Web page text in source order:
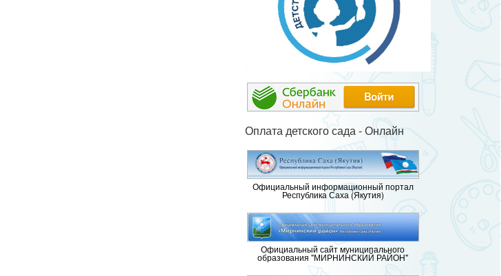
Оплата детского сада - Онлайн
Официальный информационный портал
Республика Саха (Якутия)
Официальный сайт муниципального
образования "МИРНИНСКИЙ РАЙОН"